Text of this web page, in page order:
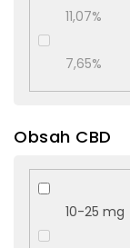
11,07%
7,65%
Obsah CBD
10-25 mg